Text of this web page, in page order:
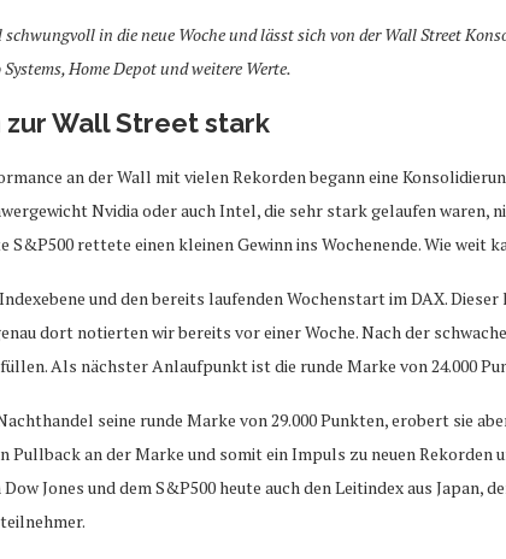
in die neue Woche und lässt sich von der Wall Street
Home Depot und weitere Werte.
zur Wall Street stark
an der Wall mit vielen Rekorden begann eine
Nvidia oder auch Intel, die sehr stark gelaufen waren,
rettete einen kleinen Gewinn ins Wochenende. Wie weit
und den bereits laufenden Wochenstart im DAX.
dort notierten wir bereits vor einer Woche. Nach der
Als nächster Anlaufpunkt ist die runde Marke von 24.000
seine runde Marke von 29.000 Punkten, erobert sie
an der Marke und somit ein Impuls zu neuen Rekorden
Jones und dem S&P500 heute auch den Leitindex aus Japan,